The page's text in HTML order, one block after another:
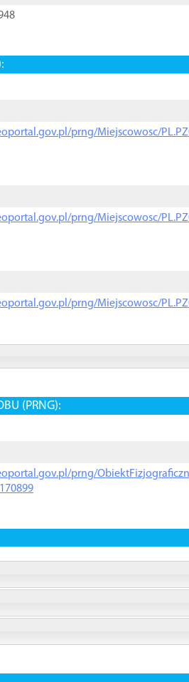
prng/Miejscowosc/
prng/Miejscowosc/
prng/Miejscowosc/
(PRNG):
prng/